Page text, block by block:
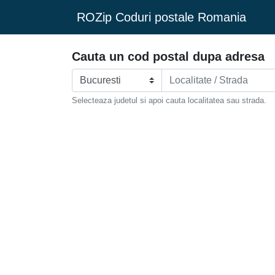
ROZip Coduri postale Romania
Cauta un cod postal dupa adresa
Selecteaza judetul si apoi cauta localitatea sau strada.